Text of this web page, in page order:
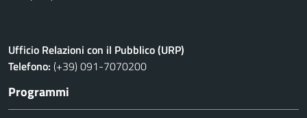
Ufficio Relazioni con il Pubblico (URP)
Telefono: (+39) 091-7070200
Programmi